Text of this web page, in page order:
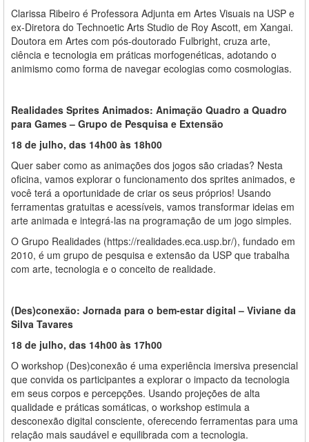
Clarissa Ribeiro é Professora Adjunta em Artes Visuais na USP e
ex-Diretora do Technoetic Arts Studio de Roy Ascott, em Xangai.
Doutora em Artes com pós-doutorado Fulbright, cruza arte,
ciência e tecnologia em práticas morfogenéticas, adotando o
animismo como forma de navegar ecologias como cosmologias.
Realidades Sprites Animados: Animação Quadro a Quadro
para Games – Grupo de Pesquisa e Extensão
18 de julho, das 14h00 às 18h00
Quer saber como as animações dos jogos são criadas? Nesta
oficina, vamos explorar o funcionamento dos sprites animados, e
você terá a oportunidade de criar os seus próprios! Usando
ferramentas gratuitas e acessíveis, vamos transformar ideias em
arte animada e integrá-las na programação de um jogo simples.
O Grupo Realidades (https://realidades.eca.usp.br/), fundado em
2010, é um grupo de pesquisa e extensão da USP que trabalha
com arte, tecnologia e o conceito de realidade.
(Des)conexão: Jornada para o bem-estar digital – Viviane da
Silva Tavares
18 de julho, das 14h00 às 17h00
O workshop (Des)conexão é uma experiência imersiva presencial
que convida os participantes a explorar o impacto da tecnologia
em seus corpos e percepções. Usando projeções de alta
qualidade e práticas somáticas, o workshop estimula a
desconexão digital consciente, oferecendo ferramentas para uma
relação mais saudável e equilibrada com a tecnologia.